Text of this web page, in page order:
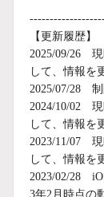
【更新履歴】
2025/09/26 現
して、情報を
2025/07/28 制
2024/10/02 現
して、情報を
2023/11/07 現
して、情報を
2023/02/28
3年2月時点の